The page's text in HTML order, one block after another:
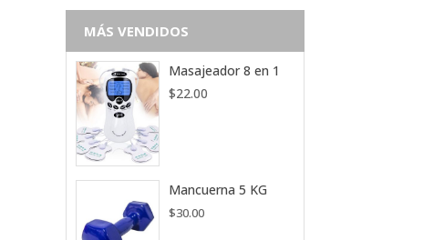
MÁS VENDIDOS
Masajeador 8 en 1
$22.00
Mancuerna 5 KG
$30.00